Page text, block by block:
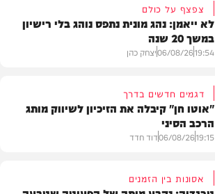
צפצף על כולם
לא ייאמן: נהג מונית נתפס נוהג בלי רישיון
במשך 20 שנה
19:54
06/08/26יצחק כהן
דגמים חדשים בדרך
"אוטו חן" קיבלה את הזיכיון לשיווק מותג
הרכב הסיני
19:15
06/08/26דוד חדד
אסונות בין הזמנים